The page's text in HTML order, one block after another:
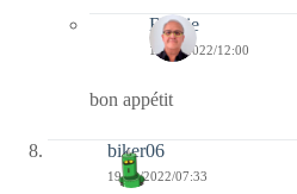
Bernie
19/02/2022/12:00
bon appétit
biker06
19/02/2022/07:33